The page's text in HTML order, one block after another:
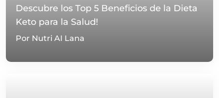
Descubre los Top 5 Beneficios de la Dieta
Keto para la Salud!
Por Nutri AI Lana